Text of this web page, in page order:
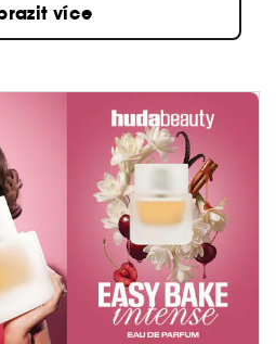
více